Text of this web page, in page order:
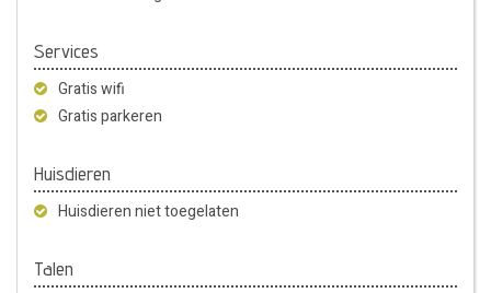
Services
Gratis wifi
Gratis parkeren
Huisdieren
Huisdieren niet toegelaten
Talen